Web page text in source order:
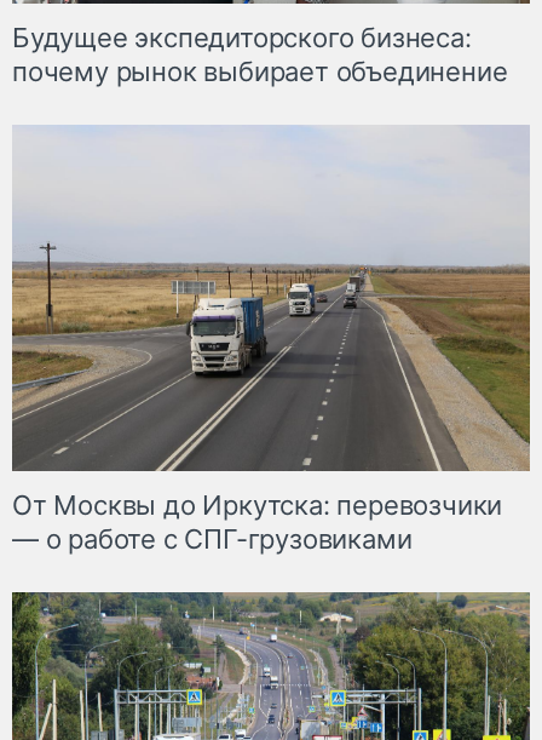
Будущее экспедиторского бизнеса:
почему рынок выбирает объединение
От Москвы до Иркутска: перевозчики
— о работе с СПГ-грузовиками